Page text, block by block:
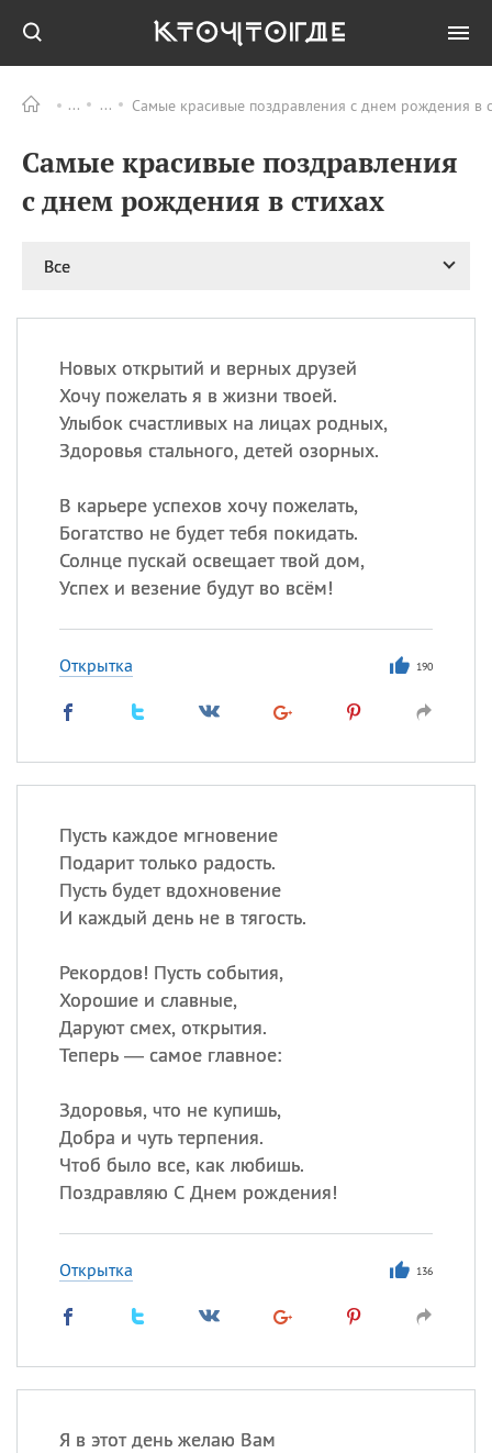
Самые красивые поздравления с днем рождения в
Самые красивые поздравления
с днем рождения в стихах
Все
Новых открытий и верных друзей
Хочу пожелать я в жизни твоей.
Улыбок счастливых на лицах родных,
Здоровья стального, детей озорных.
В карьере успехов хочу пожелать,
Богатство не будет тебя покидать.
Солнце пускай освещает твой дом,
Успех и везение будут во всём!
Открытка 190
Пусть каждое мгновение
Подарит только радость.
Пусть будет вдохновение
И каждый день не в тягость.
Рекордов! Пусть события,
Хорошие и славные,
Даруют смех, открытия.
Теперь — самое главное:
Здоровья, что не купишь,
Добра и чуть терпения.
Чтоб было все, как любишь.
Поздравляю С Днем рождения!
Открытка 136
Я в этот день желаю Вам
ПРАЗДНИКИ Все
09.08 День памяти жертв
атомной
бомбардировки
день
рисового пудинга
09.08 День Дымняшки
(Smokey Bear Day)
Сегодня празднуют именины
Сергей, Теодор,